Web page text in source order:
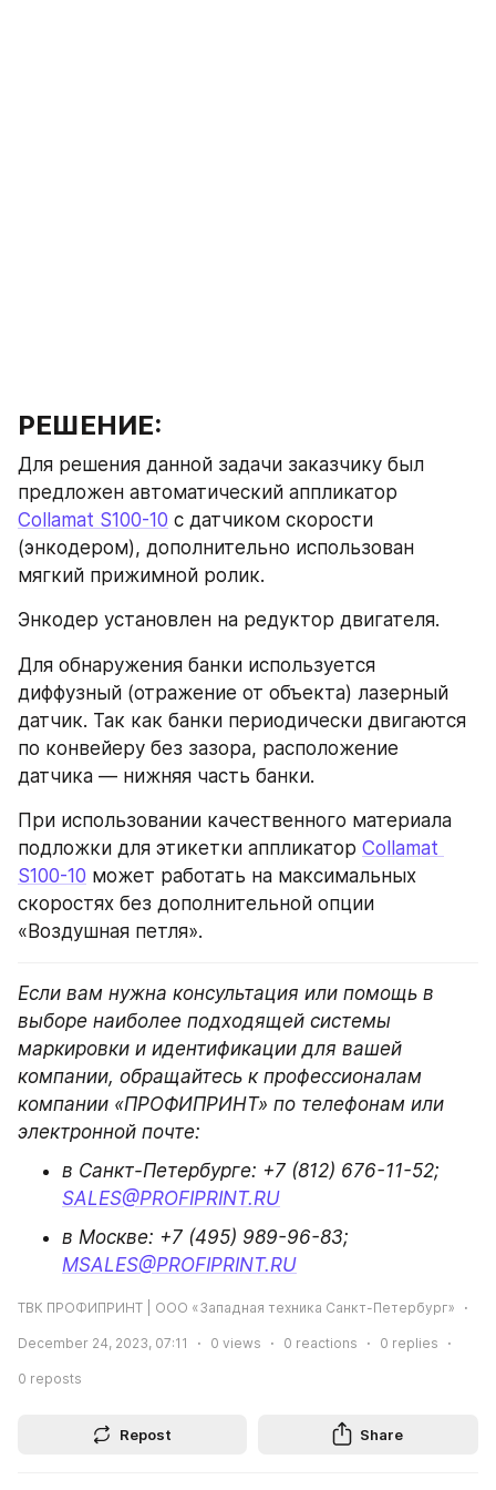
РЕШЕНИЕ:
Для решения данной задачи заказчику был
Collamat S100-10 с датчиком скорости
(энкодером), дополнительно использован
мягкий прижимной ролик.
Энкодер установлен на редуктор двигателя.
Для обнаружения банки используется
диффузный (отражение от объекта) лазерный
датчик. Так как банки периодически двигаются
по конвейеру без зазора, расположение
датчика — нижняя часть банки.
При использовании качественного материала
подложки для этикетки аппликатор Collamat
S100-10 может работать на максимальных
скоростях без дополнительной опции
«Воздушная петля».
Если вам нужна консультация или помощь в
выборе наиболее подходящей системы
маркировки и идентификации для вашей
компании, обращайтесь к профессионалам
компании «ПРОФИПРИНТ» по телефонам или
электронной почте:
SALES@PROFIPRINT.RU
MSALES@PROFIPRINT.RU
ТВК ПРОФИПРИНТ | ООО «Западная техника Санкт-Петербург»
December 24, 2023, 07:11 0 views 0 reactions 0 replies
0 reposts
Repost Share